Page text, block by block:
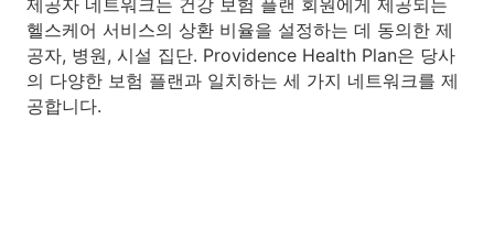
제공자 네트워크는 건강 보험 플랜 회원에게 제공되는
헬스케어 서비스의 상환 비율을 설정하는 데 동의한 제
공자, 병원, 시설 집단. Providence Health Plan은 당사
의 다양한 보험 플랜과 일치하는 세 가지 네트워크를 제
공합니다.